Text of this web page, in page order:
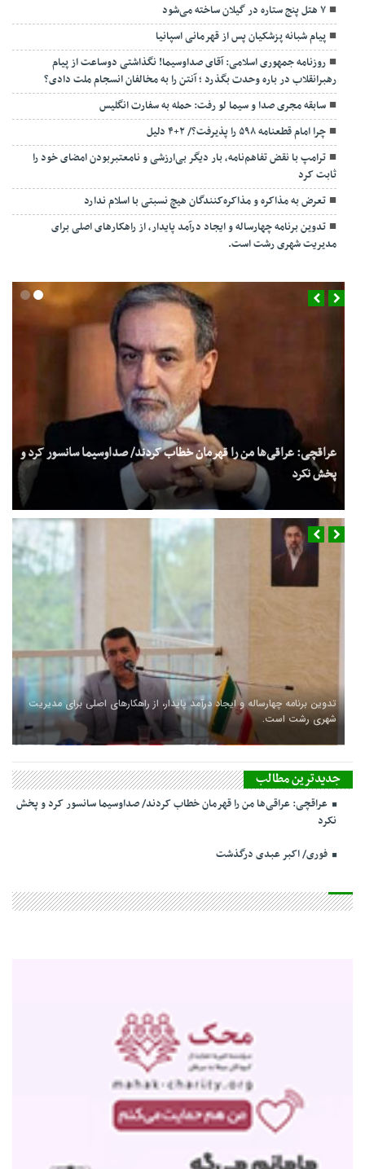
۷ هتل پنج ستاره در گیلان ساخته می‌شود
پیام شبانه پزشکیان پس از قهرمانی اسپانیا
روزنامه جمهوری اسلامی: آقای صداوسیما! نگذاشتی دوساعت از پیام
رهبرانقلاب در باره وحدت بگذرد ؛ آنتن را به مخالفان انسجام ملت دادی؟
سابقه مجری صدا و سیما لو رفت: حمله به سفارت انگلیس
چرا امام قطعنامه ۵۹۸ را پذیرفت؟/ ۲+۴ دلیل
ترامپ با نقض تفاهم‌نامه، بار دیگر بی‌ارزشی و نامعتبربودن امضای خود را
ثابت کرد
تعرض به مذاکره و مذاکره‌کنندگان هیچ نسبتی با اسلام ندارد
تدوین برنامه چهارساله و ایجاد درآمد پایدار، از راهکارهای اصلی برای
مدیریت شهری رشت است.
عراقچی: عراقی‌ها من را قهرمان خطاب کردند/ صداوسیما سانسور کرد و
پخش نکرد
تدوین برنامه چهارساله و ایجاد درآمد پایدار، از راهکارهای اصلی برای مدیریت
شهری رشت است.
جدیدترین مطالب
عراقچی: عراقی‌ها من را قهرمان خطاب کردند/ صداوسیما سانسور کرد و پخش
نکرد
فوری/ اکبر عبدی درگذشت